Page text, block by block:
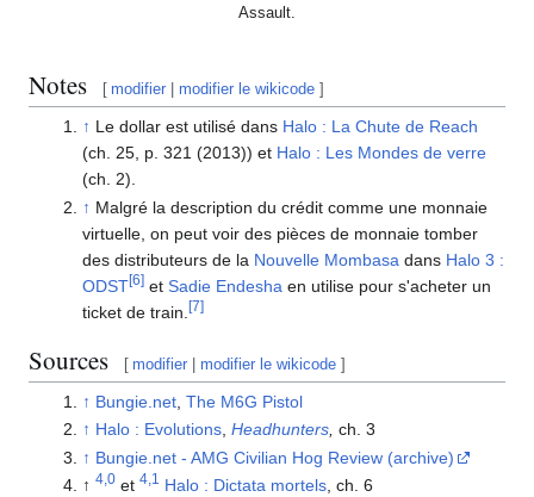
Assault.
Notes [ modifier |modifier le wikicode ]
↑ Le dollar est utilisé dans Halo : La Chute de Reach
(ch. 25, p. 321 (2013)) et Halo : Les Mondes de verre
(ch. 2).
↑ Malgré la description du crédit comme une monnaie
virtuelle, on peut voir des pièces de monnaie tomber
des distributeurs de la Nouvelle Mombasa dans Halo 3 :
ODST[6]et Sadie Endesha en utilise pour s'acheter un
ticket de train. [7]
Sources [ modifier |modifier le wikicode ]
↑ Bungie.net, The M6G Pistol
↑ Halo : Evolutions, Headhunters, ch. 3
↑ Bungie.net - AMG Civilian Hog Review (archive)
↑ 4,0et 4,1 Halo : Dictata mortels, ch. 6